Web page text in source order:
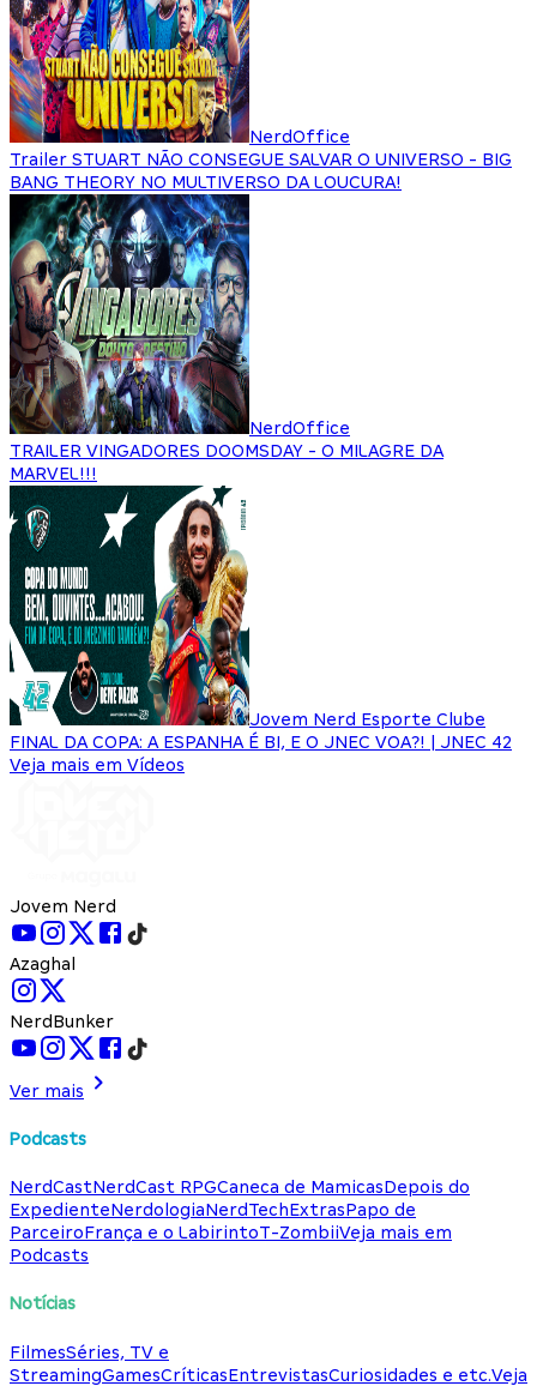
NerdOffice
Trailer STUART NÃO CONSEGUE SALVAR O UNIVERSO - BIG
BANG THEORY NO MULTIVERSO DA LOUCURA!
NerdOffice
TRAILER VINGADORES DOOMSDAY - O MILAGRE DA
MARVEL!!!
Jovem Nerd Esporte Clube
FINAL DA COPA: A ESPANHA É BI, E O JNEC VOA?! | JNEC 42
Veja mais em Vídeos
Jovem Nerd
Azaghal
NerdBunker
Ver mais
Podcasts
NerdCastNerdCast RPGCaneca de MamicasDepois do
ExpedienteNerdologiaNerdTechExtrasPapo de
ParceiroFrança e o LabirintoT-ZombiiVeja mais em
Podcasts
Notícias
FilmesSéries, TV e
StreamingGamesCríticasEntrevistasCuriosidades e etc.Veja